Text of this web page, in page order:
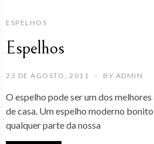
ESPELHOS
Espelhos
23 DE AGOSTO, 2011 BY ADMIN
O espelho pode ser um dos
de casa. Um espelho moderno
qualquer parte da nossa